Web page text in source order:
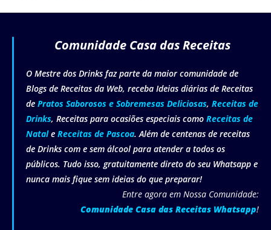
Comunidade Casa das Receitas
O Mestre dos Drinks faz parte da maior comunidade de
Blogs de Receitas da Web, receba Ideias diárias de Receitas
de Pratos Saborosos e Sobremesas Deliciosas, Receitas de
Drinks, Receitas para ocasiões especiais como Receitas de
Natale Receitas de Pascoa. Além de centenas de receitas
de Drinks com e sem álcool para atender a todos os
públicos. Tudo isso, gratuitamente direto do seu Whatsapp e
nunca mais fique sem ideias do que preparar!
Entre agora em Nossa Comunidade:
Comunidade Casa das Receitas Whatsapp!